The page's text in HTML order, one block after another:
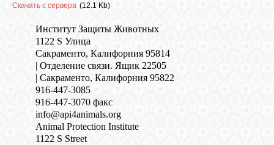
ДЕВОЧКИ
МАЛЬЧИКИ
ВЫПУСКНИКИ
Скачать с сервера (12.1 Kb)
Институт Защиты Животных
1122 S Улица
Сакраменто, Калифорния 95814
| Отделение связи. Ящик 22505
| Сакраменто, Калифорния 95822
916-447-3085
916-447-3070 факс
info@api4animals.org
Animal Protection Institute
1122 S Street